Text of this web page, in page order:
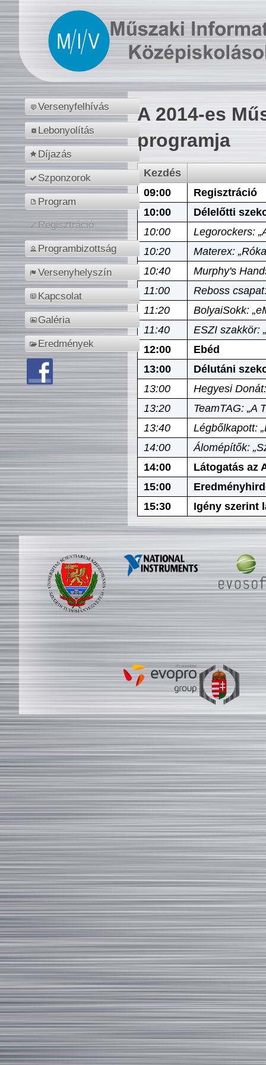
Versenyfelhívás
Lebonyolítás
Díjazás
Szponzorok
Program
Regisztráció
Programbizottság
Versenyhelyszín
Kapcsolat
Galéria
Eredmények
A 2014-es
programja
Kezdés
09:00
Regisztráció
10:00
Délelőtti
10:00
Legorockers:
10:20
Materex:
10:40
Murphy's
11:00
Reboss
11:20
BolyaiSokk:
11:40
ESZI szakkör:
12:00
Ebéd
13:00
Délutáni
13:00
Hegyesi
13:20
TeamTAG: „A
13:40
Légbőlkapott:
14:00
Álomépítők:
14:00
Látogatás az
15:00
15:30
Igény szerint